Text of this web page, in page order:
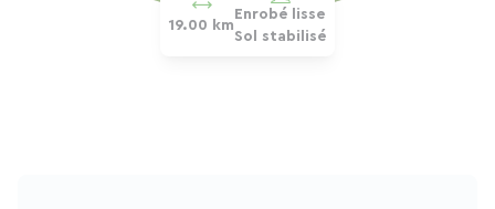
19.00 km
Enrobé lisse
Sol stabilisé